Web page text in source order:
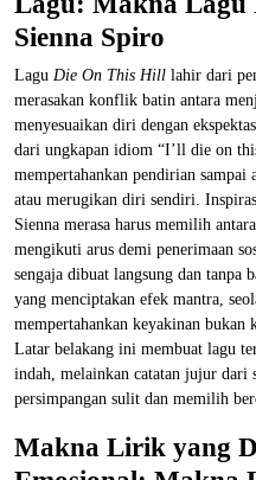
Sienna Spiro
Lagu Die On This Hill lahir dari
merasakan konflik batin antara
menyesuaikan diri dengan
dari ungkapan idiom “I’ll die on
mempertahankan pendirian
atau merugikan diri sendiri.
Sienna merasa harus memilih
mengikuti arus demi penerimaan
sengaja dibuat langsung dan tanpa
yang menciptakan efek mantra,
mempertahankan keyakinan bukan
Latar belakang ini membuat lagu
indah, melainkan catatan jujur dari
persimpangan sulit dan memilih
Makna Lirik yang